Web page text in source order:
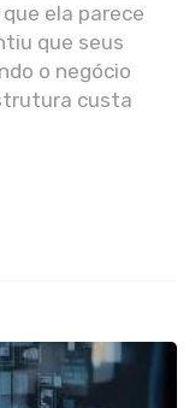
ela parece
que seus
o negócio
custa